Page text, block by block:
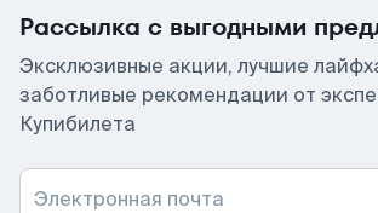
Рассылка с выгодными
Эксклюзивные акции, лучшие
заботливые рекомендации от
Купибилета
Электронная почта